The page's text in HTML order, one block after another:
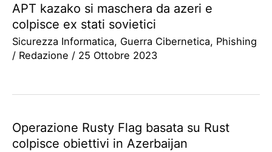
APT kazako si maschera da azeri e
colpisce ex stati sovietici
Sicurezza Informatica, Guerra Cibernetica, Phishing
/ Redazione / 25 Ottobre 2023
Operazione Rusty Flag basata su Rust
colpisce obiettivi in Azerbaijan